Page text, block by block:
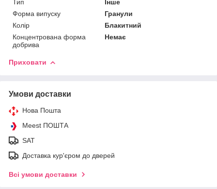
Тип
Інше
Форма випуску
Гранули
Колір
Блакитний
Концентрована форма
добрива
Немає
Приховати
Умови доставки
Нова Пошта
Meest ПОШТА
SAT
Доставка кур'єром до дверей
Всі умови доставки